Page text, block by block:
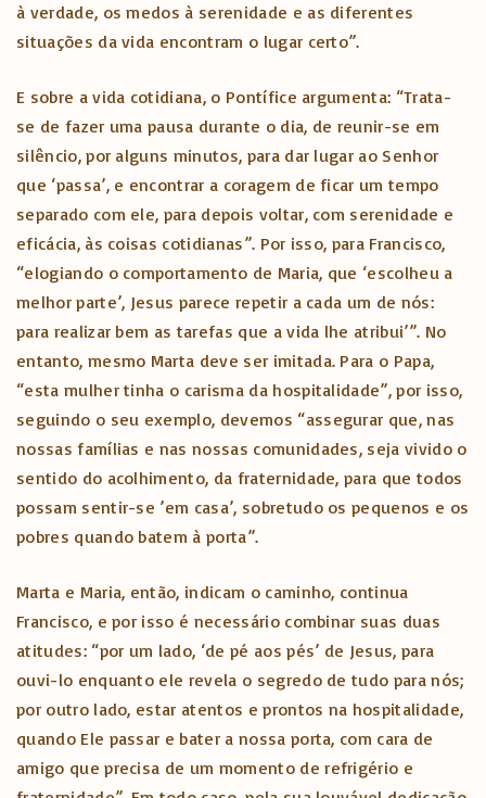
à verdade, os medos à serenidade e as diferentes
situações da vida encontram o lugar certo”.
E sobre a vida cotidiana, o Pontífice argumenta: “Trata-
se de fazer uma pausa durante o dia, de reunir-se em
silêncio, por alguns minutos, para dar lugar ao Senhor
que ‘passa’, e encontrar a coragem de ficar um tempo
separado com ele, para depois voltar, com serenidade e
eficácia, às coisas cotidianas”. Por isso, para Francisco,
“elogiando o comportamento de Maria, que ‘escolheu a
melhor parte’, Jesus parece repetir a cada um de nós:
para realizar bem as tarefas que a vida lhe atribui’”. No
entanto, mesmo Marta deve ser imitada. Para o Papa,
“esta mulher tinha o carisma da hospitalidade”, por isso,
seguindo o seu exemplo, devemos “assegurar que, nas
nossas famílias e nas nossas comunidades, seja vivido o
sentido do acolhimento, da fraternidade, para que todos
possam sentir-se ’em casa’, sobretudo os pequenos e os
pobres quando batem à porta”.
Marta e Maria, então, indicam o caminho, continua
Francisco, e por isso é necessário combinar suas duas
atitudes: “por um lado, ‘de pé aos pés’ de Jesus, para
ouvi-lo enquanto ele revela o segredo de tudo para nós;
por outro lado, estar atentos e prontos na hospitalidade,
quando Ele passar e bater a nossa porta, com cara de
amigo que precisa de um momento de refrigério e